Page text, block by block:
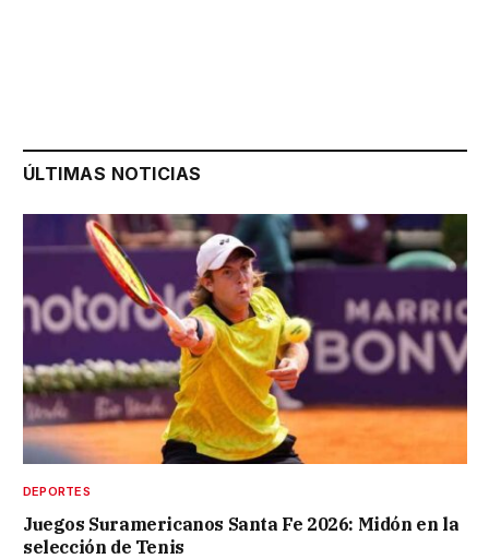
ÚLTIMAS NOTICIAS
DEPORTES
Juegos Suramericanos Santa Fe 2026: Midón en la
selección de Tenis